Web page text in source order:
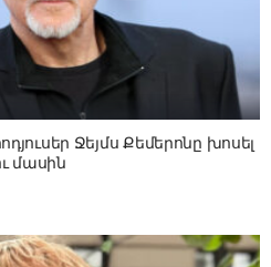
Ջեյմս Քեմերոնը խոսել
մասին